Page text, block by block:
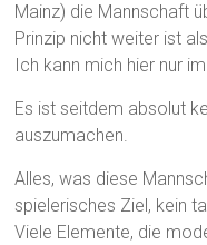
Mainz) die Mannschaft
Prinzip nicht weiter ist
Ich kann mich hier nur
Es ist seitdem absolut
auszumachen.
Alles, was diese
spielerisches Ziel, kein
Viele Elemente, die